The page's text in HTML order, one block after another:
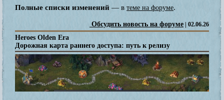
Полные списки изменений — в теме на форуме.
Обсудить новость на форуме | 02.06.26
Heroes Olden Era
Дорожная карта раннего доступа: путь к релизу